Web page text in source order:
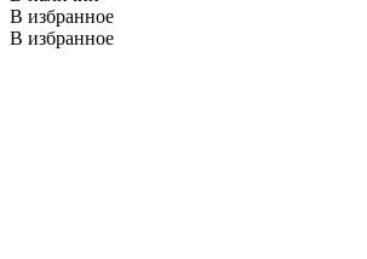
В избранное
В избранное